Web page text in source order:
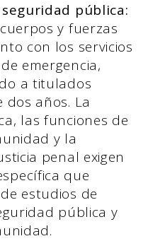
pública:
y fuerzas
con los servicios
emergencia,
a titulados
dos años. La
las funciones de
y la
penal exigen
que
estudios de
pública y